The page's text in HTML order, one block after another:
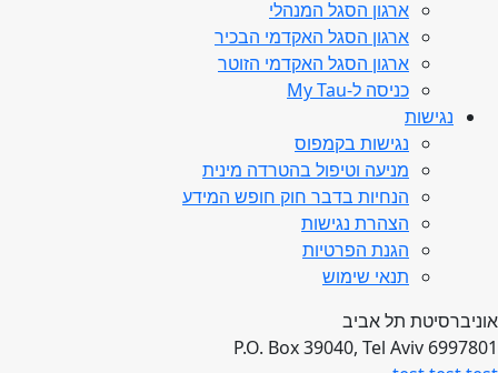
ארגון הסגל המנהלי
ארגון הסגל האקדמי הבכיר
ארגון הסגל האקדמי הזוטר
כניסה ל-My Tau
נגישות
נגישות בקמפוס
מניעה וטיפול בהטרדה מינית
הנחיות בדבר חוק חופש המידע
הצהרת נגישות
הגנת הפרטיות
תנאי שימוש
אוניברסיטת תל אביב
P.O. Box 39040, Tel Aviv 6997801